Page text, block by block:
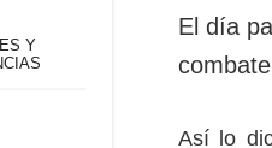
Sociedad y Cultura
Y
El día
Así lo